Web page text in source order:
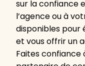
sur la confiance
l’agence ou à
disponibles pour
et vous offrir un
Faites confiance